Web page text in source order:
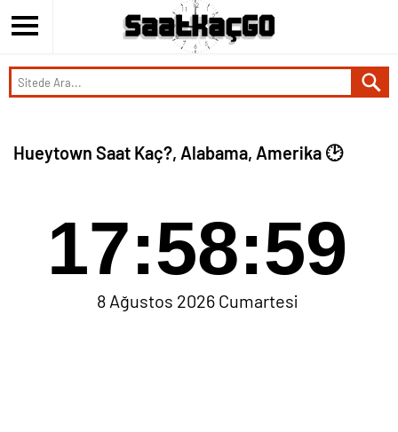
Hueytown Saat Kaç?, Alabama, Amerika 🕑
17:58:59
8 Ağustos 2026 Cumartesi